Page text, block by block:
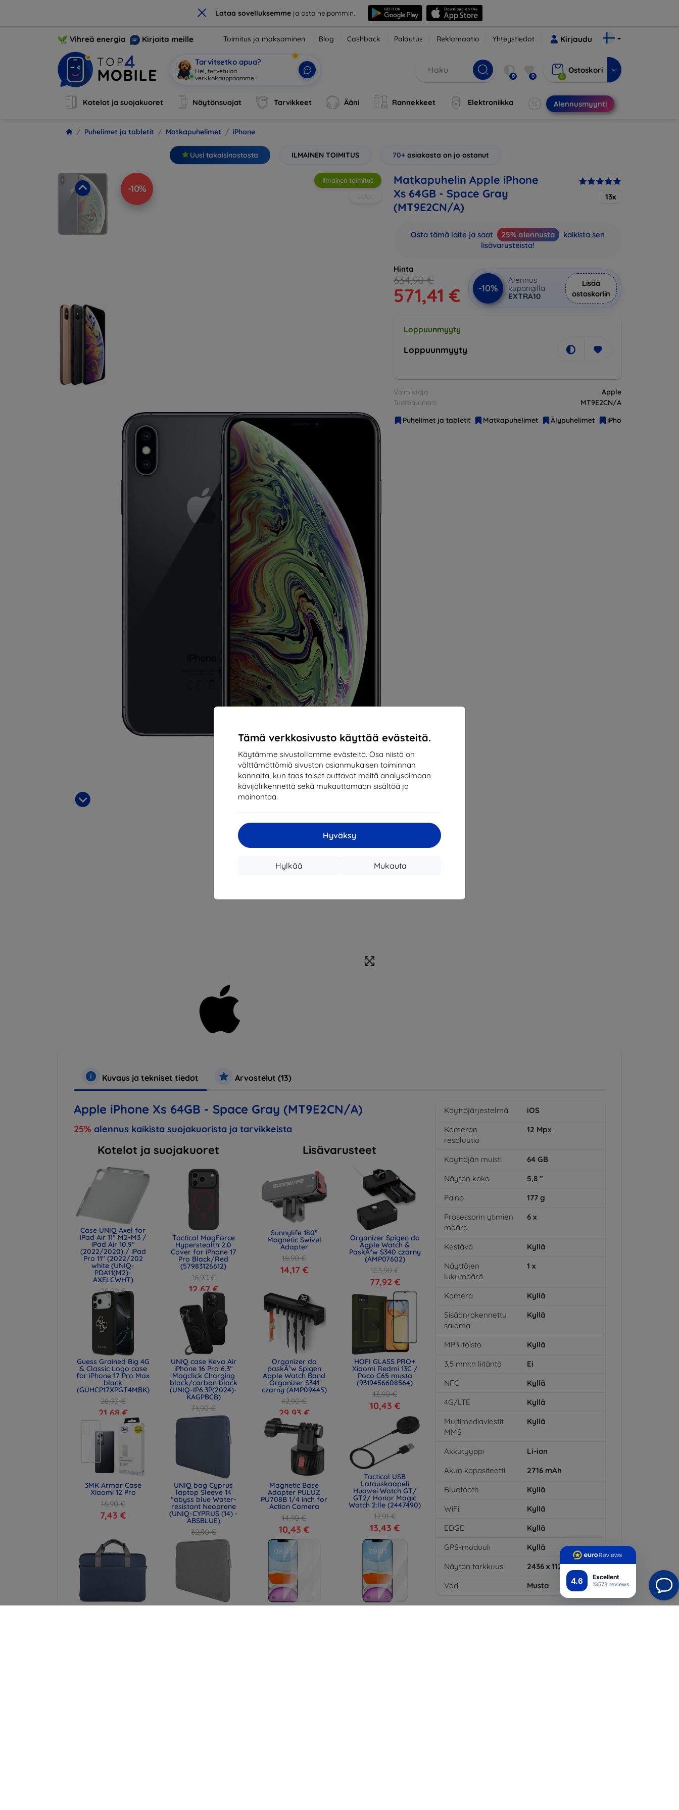
× Lataa sovelluksemmeja osta helpommin.
4.6 Excellent
13573 reviews
Tämä verkkosivusto käyttää evästeitä.
Käytämme sivustollamme evästeitä. Osa niistä on
välttämättömiä sivuston asianmukaisen toiminnan
kannalta, kun taas toiset auttavat meitä analysoimaan
kävijäliikennettä sekä mukauttamaan sisältöä ja
mainontaa.
Hyväksy
Mukauta
Hylkää
Vihreä energia Kirjoita meille Toimitus ja maksaminen Blog Cashback Palautus Reklamaatio Yhteystiedot Kirjaudu
Tarvitsetko apua?
Olen M| 0 0 0
Ostoskori
Kotelot ja suojakuoret Näytönsuojat Tarvikkeet Ääni Rannekkeet Elektroniikka Alennusmyynti
Puhelimet ja tabletit Matkapuhelimet iPhone
Uusi takaisinostosta ILMAINEN TOIMITUS 70+ asiakasta on jo ostanut
-10%
Ilmainen toimitus
Matkapuhelin Apple iPhone
Xs 64GB - Space Gray
(MT9E2CN/A)
13x
Osta tämä laite ja saat 25% alennusta
kaikista sen
lisävarusteista!
Hinta
634,90 €
571,41 € -10%
Alennus
kupongilla
EXTRA10
Lisää
ostoskoriin
Loppuunmyyty
Loppuunmyyty
Valmistaja
Apple
Tuotenumero
MT9E2CN/A
Puhelimet ja tabletit
Matkapuhelimet Älypuhelimet iPhone
Kuvaus ja tekniset tiedot Arvostelut (13)
Apple iPhone Xs 64GB - Space Gray (MT9E2CN/A)
25% alennus kaikista suojakuorista ja tarvikkeista
Kotelot ja suojakuoret
Case UNIQ Axel for
iPad Air 11" M2-M3 /
iPad Air 10.9"
(2022/2020) / iPad
Pro 11" (2022/202
white (UNIQ-
PDA11(M2)-
AXELCWHT)
28,90 €
21,68 €
Tactical MagForce
Hyperstealth 2.0
Cover for iPhone 17
Pro Black/Red
(57983126612)
16,90 €
12,67 €
Guess Grained Big 4G
& Classic Logo case
for iPhone 17 Pro Max
black
(GUHCP17XPGT4MBK)
28,90 €
21,68 €
UNIQ case Keva Air
iPhone 16 Pro 6.3"
Magclick Charging
black/carbon black
(UNIQ-IP6.3P(2024)-
KAGPBCB)
71,90 €
53,93 €
3MK Armor Case
Xiaomi 12 Pro
16,90 €
7,43 €
UNIQ bag Cyprus
laptop Sleeve 14
"abyss blue Water-
resistant Neoprene
(UNIQ-CYPRUS (14) -
ABSBLUE)
32,90 €
24,68 €
Lisävarusteet
Sunnylife 180°
Magnetic Swivel
Adapter
18,90 €
14,17 €
Organizer Spigen do
Apple Watch &
PaskÃ³w S340 czarny
(AMP07602)
103,90 €
77,92 €
Organizer do
paskÃ³w Spigen
Apple Watch Band
Organizer S341
czarny (AMP09445)
42,90 €
29,93 €
HOFI GLASS PRO+
Xiaomi Redmi 13C /
Poco C65 musta
(9319456608564)
13,90 €
10,43 €
Magnetic Base
Adapter PULUZ
PU708B 1/4 inch for
Action Camera
14,90 €
10,43 €
Tactical USB
Latauskaapeli
Huawei Watch GT/
GT2/ Honor Magic
Watch 2:lle (2447490)
17,91 €
13,43 €
Käyttöjärjestelmä
iOS
Kameran
resoluutio
12 Mpx
Käyttäjän muisti 64 GB
Näytön koko
5,8 "
Paino
177 g
Prosessorin ytimien
määrä
6 x
Kestävä
Kyllä
Näyttöjen
lukumäärä
1 x
Kamera
Kyllä
Sisäänrakennettu
salama
Kyllä
MP3-toisto
Kyllä
3,5 mm:n liitäntä
Ei
NFC
Kyllä
4G/LTE
Kyllä
Multimediaviestit
MMS
Kyllä
Akkutyyppi
Li-ion
Akun kapasiteetti
2716 mAh
Bluetooth
Kyllä
WiFi
Kyllä
EDGE
Kyllä
GPS-moduuli
Kyllä
Näytön tarkkuus
2436 x 1125
Väri
Musta